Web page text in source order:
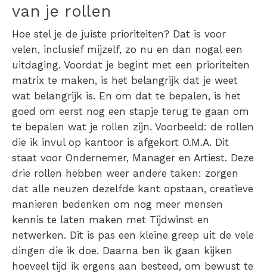
van je rollen
Hoe stel je de juiste prioriteiten? Dat is voor
velen, inclusief mijzelf, zo nu en dan nogal een
uitdaging. Voordat je begint met een prioriteiten
matrix te maken, is het belangrijk dat je weet
wat belangrijk is. En om dat te bepalen, is het
goed om eerst nog een stapje terug te gaan om
te bepalen wat je rollen zijn. Voorbeeld: de rollen
die ik invul op kantoor is afgekort O.M.A. Dit
staat voor Ondernemer, Manager en Artiest. Deze
drie rollen hebben weer andere taken: zorgen
dat alle neuzen dezelfde kant opstaan, creatieve
manieren bedenken om nog meer mensen
kennis te laten maken met Tijdwinst en
netwerken. Dit is pas een kleine greep uit de vele
dingen die ik doe. Daarna ben ik gaan kijken
hoeveel tijd ik ergens aan besteed, om bewust te